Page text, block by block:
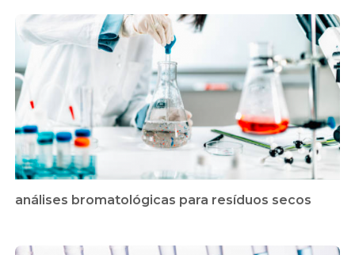
análises bromatológicas para resíduos secos